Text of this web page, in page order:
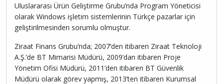
Uluslararası Ürün Geliştirme Grubu’nda Program Yöneticisi
olarak Windows işletim sistemlerinin Türkçe pazarlar için
geliştirilmesinden sorumlu olmuştur.
Ziraat Finans Grubu’nda; 2007’den itibaren Ziraat Teknoloji
A.Ş.’de BT Mimarisi Müdürü, 2009’dan itibaren Proje
Yönetim Ofisi Müdürü, 2011’den itibaren BT Güvenlik
Müdürü olarak görev yapmış, 2013’ten itibaren Kurumsal